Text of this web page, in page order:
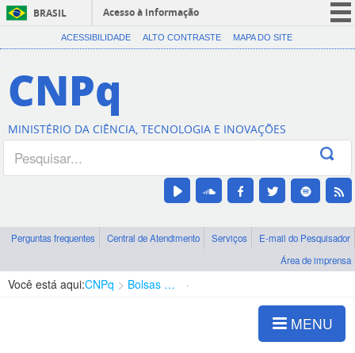
BRASIL
Acesso à informação
CORONAVÍRUS (COVID-19)
Canais
ACESSIBILIDADE ALTO CONTRASTE MAPA DO SITE
CNPq
MINISTÉRIO DA CIÊNCIA, TECNOLOGIA E INOVAÇÕES
Perguntas frequentes Central de Atendimento Serviços
E-mail do Pesquisador
Área de imprensa
Você está aqui:CNPq Bolsas e Auxílios Vigentes
MENU